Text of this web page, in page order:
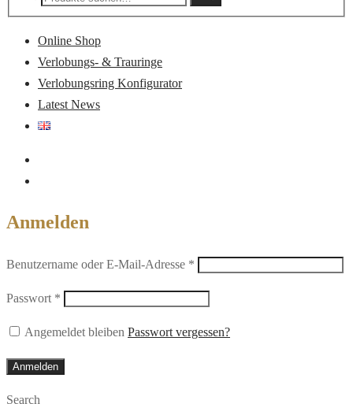
Online Shop
Verlobungs- & Trauringe
Verlobungsring Konfigurator
Latest News
Anmelden
Benutzername oder E-Mail-Adresse *
Passwort *
Angemeldet bleiben Passwort vergessen?
Anmelden
Search